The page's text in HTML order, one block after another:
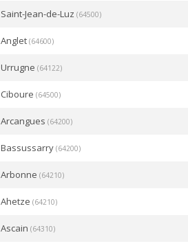
Saint-Jean-de-Luz (64500)
Anglet (64600)
Urrugne (64122)
Ciboure (64500)
Arcangues (64200)
Bassussarry (64200)
Arbonne (64210)
Ahetze (64210)
Ascain (64310)